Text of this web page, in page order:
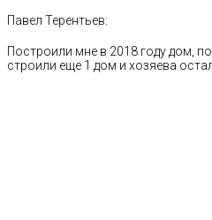
Павел Терентьев:
Построили мне в 2018 году дом,
строили еще 1 дом и хозяева